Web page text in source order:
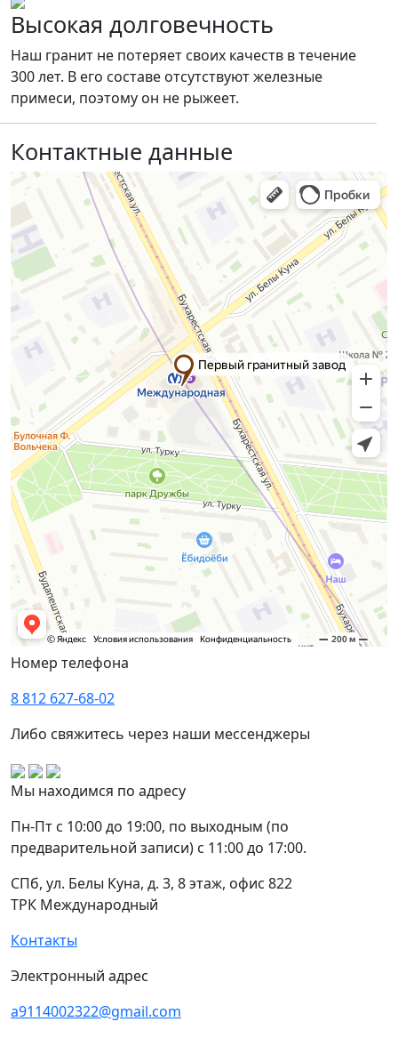
Высокая долговечность
Наш гранит не потеряет своих качеств в течение
300 лет. В его составе отсутствуют железные
примеси, поэтому он не рыжеет.
Контактные данные
Номер телефона
8 812 627-68-02
Либо свяжитесь через наши мессенджеры
Мы находимся по адресу
Пн-Пт с 10:00 до 19:00, по выходным (по
предварительной записи) с 11:00 до 17:00.
СПб, ул. Белы Куна, д. 3, 8 этаж, офис 822
ТРК Международный
Контакты
Электронный адрес
a9114002322@gmail.com